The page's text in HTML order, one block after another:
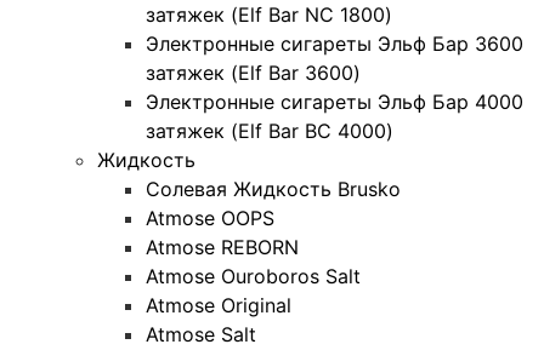
затяжек (Elf Bar NC 1800)
Электронные сигареты Эльф Бар 3600
затяжек (Elf Bar 3600)
Электронные сигареты Эльф Бар 4000
затяжек (Elf Bar BC 4000)
Жидкость
Солевая Жидкость Brusko
Atmose OOPS
Atmose REBORN
Atmose Ouroboros Salt
Atmose Original
Atmose Salt